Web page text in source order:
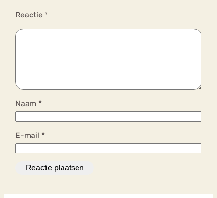
Reactie *
Naam *
E-mail *